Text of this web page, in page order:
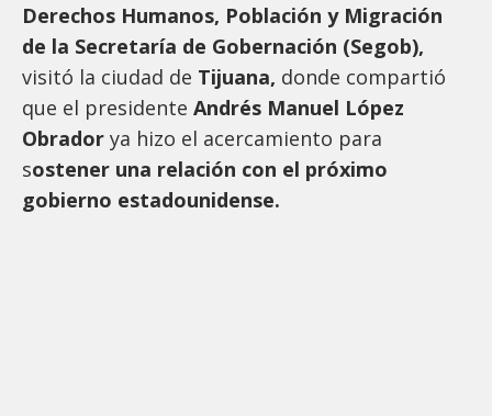
Derechos Humanos, Población y Migración
de la Secretaría de Gobernación (Segob),
visitó la ciudad de Tijuana, donde compartió
que el presidente Andrés Manuel López
Obrador ya hizo el acercamiento para
sostener una relación con el próximo
gobierno estadounidense.